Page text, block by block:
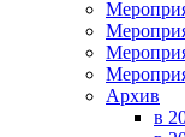
Архив
в